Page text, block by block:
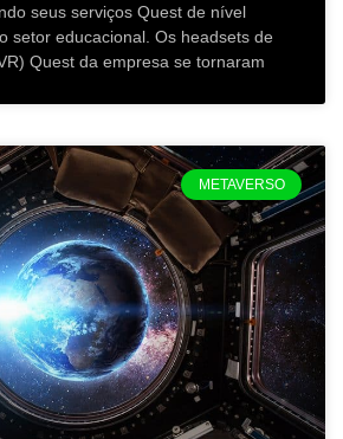
seus serviços Quest de nível
setor educacional. Os headsets de
Quest da empresa se tornaram
METAVERSO